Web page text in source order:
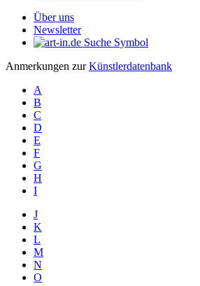
Über uns
Newsletter
Anmerkungen zurKünstlerdatenbank
A
B
C
D
E
F
G
H
I
J
K
L
M
N
O